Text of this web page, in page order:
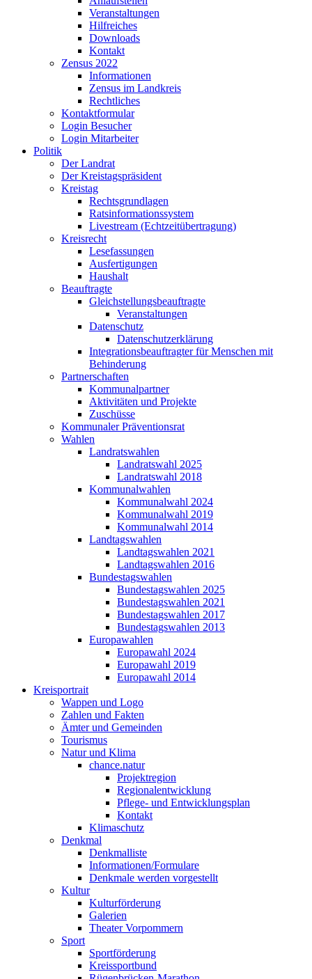
Veranstaltungen
Hilfreiches
Downloads
Kontakt
Zensus 2022
Informationen
Zensus im Landkreis
Rechtliches
Kontaktformular
Login Besucher
Login Mitarbeiter
Politik
Der Landrat
Der Kreistagspräsident
Kreistag
Rechtsgrundlagen
Ratsinformationssystem
Livestream (Echtzeitübertragung)
Kreisrecht
Lesefassungen
Ausfertigungen
Haushalt
Beauftragte
Gleichstellungsbeauftragte
Veranstaltungen
Datenschutz
Datenschutzerklärung
Integrationsbeauftragter für Menschen mit
Behinderung
Partnerschaften
Kommunalpartner
Aktivitäten und Projekte
Zuschüsse
Kommunaler Präventionsrat
Wahlen
Landratswahlen
Landratswahl 2025
Landratswahl 2018
Kommunalwahlen
Kommunalwahl 2024
Kommunalwahl 2019
Kommunalwahl 2014
Landtagswahlen
Landtagswahlen 2021
Landtagswahlen 2016
Bundestagswahlen
Bundestagswahlen 2025
Bundestagswahlen 2021
Bundestagswahlen 2017
Bundestagswahlen 2013
Europawahlen
Europawahl 2024
Europawahl 2019
Europawahl 2014
Kreisportrait
Wappen und Logo
Zahlen und Fakten
Ämter und Gemeinden
Tourismus
Natur und Klima
chance.natur
Projektregion
Regionalentwicklung
Pflege- und Entwicklungsplan
Kontakt
Klimaschutz
Denkmal
Denkmalliste
Informationen/Formulare
Denkmale werden vorgestellt
Kultur
Kulturförderung
Galerien
Theater Vorpommern
Sport
Sportförderung
Kreissportbund